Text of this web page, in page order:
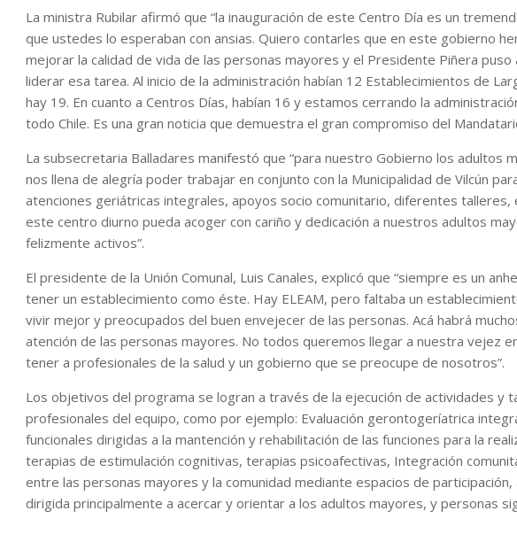
La ministra Rubilar afirmó que “la inauguración de este Centro Día es un
que ustedes lo esperaban con ansias. Quiero contarles que en este gobierno
mejorar la calidad de vida de las personas mayores y el Presidente Piñera puso
liderar esa tarea. Al inicio de la administración habían 12 Establecimientos de
hay 19. En cuanto a Centros Días, habían 16 y estamos cerrando la
todo Chile. Es una gran noticia que demuestra el gran compromiso del
La subsecretaria Balladares manifestó que “para nuestro Gobierno los adultos
nos llena de alegría poder trabajar en conjunto con la Municipalidad de Vilcún
atenciones geriátricas integrales, apoyos socio comunitario, diferentes
este centro diurno pueda acoger con cariño y dedicación a nuestros adultos
felizmente activos”.
El presidente de la Unión Comunal, Luis Canales, explicó que “siempre es un
tener un establecimiento como éste. Hay ELEAM, pero faltaba un
vivir mejor y preocupados del buen envejecer de las personas. Acá habrá
atención de las personas mayores. No todos queremos llegar a nuestra vejez
tener a profesionales de la salud y un gobierno que se preocupe de nosotros”.
Los objetivos del programa se logran a través de la ejecución de actividades y
profesionales del equipo, como por ejemplo: Evaluación gerontogeríatrica
funcionales dirigidas a la mantención y rehabilitación de las funciones para la
terapias de estimulación cognitivas, terapias psicoafectivas, Integración
entre las personas mayores y la comunidad mediante espacios de
dirigida principalmente a acercar y orientar a los adultos mayores, y personas